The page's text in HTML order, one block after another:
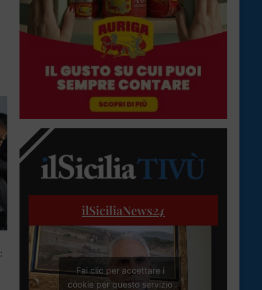
:
ilSiciliaNews24
Fai clic per accettare i
cookie per questo servizio